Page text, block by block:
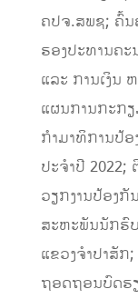
ຄປຈ.ສພຊ; ຄົ້ນ
ຮອງປະທານຄ
ແລະ ການເງິນ
ແຜນການກະກ
ກຳມາທິການປ້
ປະຈຳປີ 2022;
ວຽກງານປ້ອງກັ
ສະຫະພັນນັກຮົ
ແຂວງຈຳປາສັ
ຖອດຖອນບົດຮ